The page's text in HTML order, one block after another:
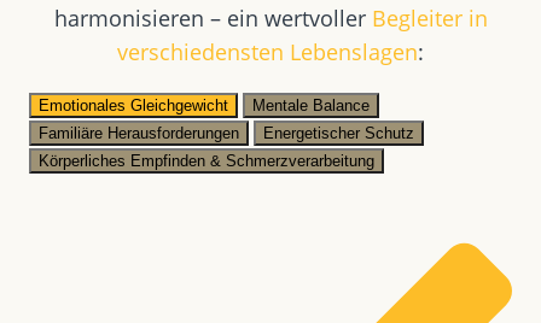
harmonisieren – ein wertvoller Begleiter in
verschiedensten Lebenslagen:
Emotionales Gleichgewicht
Mentale Balance
Familiäre Herausforderungen
Energetischer Schutz
Körperliches Empfinden & Schmerzverarbeitung